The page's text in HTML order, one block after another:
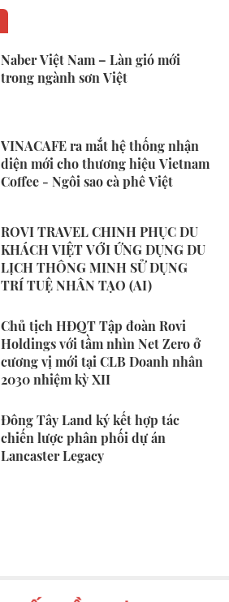
Naber Việt Nam – Làn gió mới
trong ngành sơn Việt
VINACAFE ra mắt hệ thống nhận
diện mới cho thương hiệu Vietnam
Coffee - Ngôi sao cà phê Việt
ROVI TRAVEL CHINH PHỤC DU
KHÁCH VIỆT VỚI ỨNG DỤNG DU
LỊCH THÔNG MINH SỬ DỤNG
TRÍ TUỆ NHÂN TẠO (AI)
Chủ tịch HĐQT Tập đoàn Rovi
Holdings với tầm nhìn Net Zero ở
cương vị mới tại CLB Doanh nhân
2030 nhiệm kỳ XII
Đông Tây Land ký kết hợp tác
chiến lược phân phối dự án
Lancaster Legacy